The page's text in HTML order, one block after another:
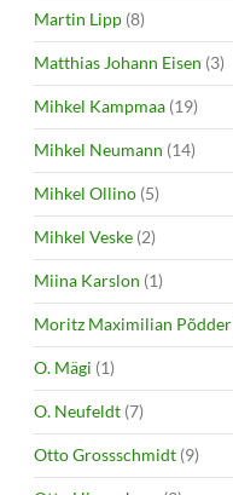
Martin Lipp (8)
Matthias Johann Eisen (3)
Mihkel Kampmaa (19)
Mihkel Neumann (14)
Mihkel Ollino (5)
Mihkel Veske (2)
Miina Karslon (1)
Moritz Maximilian Põdder
O. Mägi (1)
O. Neufeldt (7)
Otto Grossschmidt (9)